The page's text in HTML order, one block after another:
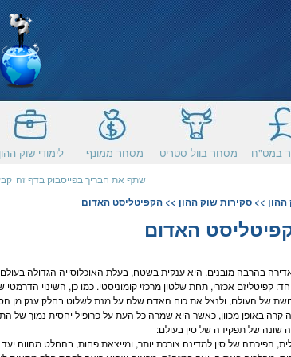
במט"ח מסחר בוול סטריט מסחר ממונף לימודי שוק ההון
שתף את חבריך בפייסבוק בדף זה
>> סקירות שוק ההון >> הקפיטליסט האדום
האדום
בהרבה מובנים. היא ענקית בשטח, בעלת האוכלוסייה הגדולה
קפיטליזם אכזרי, תחת שלטון מרכזי קומוניסטי. כמו כן, השינוי
של העולם, ולנצל את כוח האדם שלה על מנת לשלוט בחלק ענק מן
קרה באופן מכוון, כאשר היא שמרה כל העת על פרופיל יחסית נמוך של
שונה של תפקידה של סין בעולם:
הפיכתה של סין למדינה צורכת יותר, ומייצאת פחות, בהחלט מהווה